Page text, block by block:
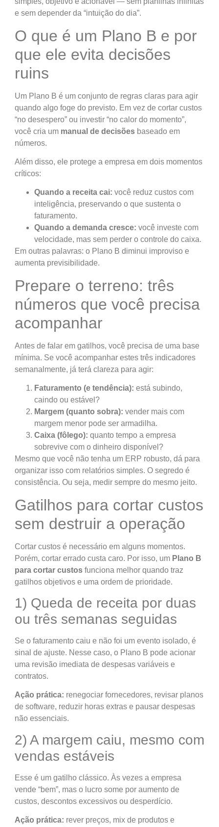
e sem depender da “intuição do dia”.
O que é um Plano B e por
que ele evita decisões
ruins
Um Plano B é um conjunto de regras claras para agir
quando algo foge do previsto. Em vez de cortar custos
“no desespero” ou investir “no calor do momento”,
você cria um manual de decisões baseado em
números.
Além disso, ele protege a empresa em dois momentos
críticos:
Quando a receita cai: você reduz custos com
inteligência, preservando o que sustenta o
faturamento.
Quando a demanda cresce: você investe com
velocidade, mas sem perder o controle do caixa.
Em outras palavras: o Plano B diminui improviso e
aumenta previsibilidade.
Prepare o terreno: três
números que você precisa
acompanhar
Antes de falar em gatilhos, você precisa de uma base
mínima. Se você acompanhar estes três indicadores
semanalmente, já terá clareza para agir:
Faturamento (e tendência): está subindo,
caindo ou estável?
Margem (quanto sobra): vender mais com
margem menor pode ser armadilha.
Caixa (fôlego): quanto tempo a empresa
sobrevive com o dinheiro disponível?
Mesmo que você não tenha um ERP robusto, dá para
organizar isso com relatórios simples. O segredo é
consistência. Ou seja, medir sempre do mesmo jeito.
Gatilhos para cortar custos
sem destruir a operação
Cortar custos é necessário em alguns momentos.
Porém, cortar errado custa caro. Por isso, um Plano B
para cortar custos funciona melhor quando traz
gatilhos objetivos e uma ordem de prioridade.
1) Queda de receita por duas
ou três semanas seguidas
Se o faturamento caiu e não foi um evento isolado, é
sinal de ajuste. Nesse caso, o Plano B pode acionar
uma revisão imediata de despesas variáveis e
contratos.
Ação prática: renegociar fornecedores, revisar planos
de software, reduzir horas extras e pausar despesas
não essenciais.
2) A margem caiu, mesmo com
vendas estáveis
Esse é um gatilho clássico. Às vezes a empresa
vende “bem”, mas o lucro some por aumento de
custos, descontos excessivos ou desperdício.
Ação prática: rever preços, mix de produtos e